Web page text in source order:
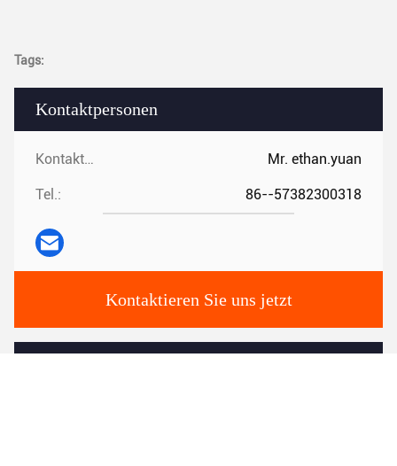
Kontaktpersonen
Kontaktpersonen: Mr. ethan.yuan
Tel.: 86--57382300318
Kontaktieren Sie uns jetzt
Tags: